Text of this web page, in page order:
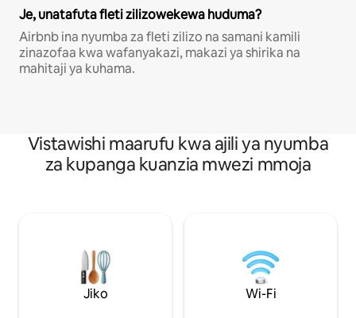
Je, unatafuta fleti zilizowekewa huduma?
Airbnb ina nyumba za fleti zilizo na samani kamili
zinazofaa kwa wafanyakazi, makazi ya shirika na
mahitaji ya kuhama.
Vistawishi maarufu kwa ajili ya nyumba
za kupanga kuanzia mwezi mmoja
Jiko Wi-Fi